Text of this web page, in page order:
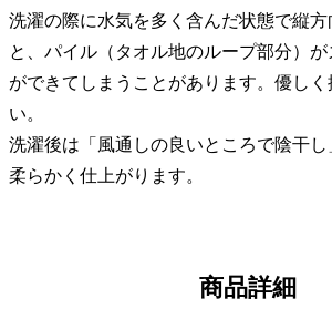
洗濯の際に水気を多く含んだ状態で縦
と、パイル（タオル地のループ部分）
ができてしまうことがあります。優し
い。
洗濯後は「風通しの良いところで陰干
柔らかく仕上がります。
商品詳細